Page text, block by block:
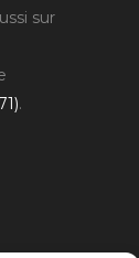
sur
.